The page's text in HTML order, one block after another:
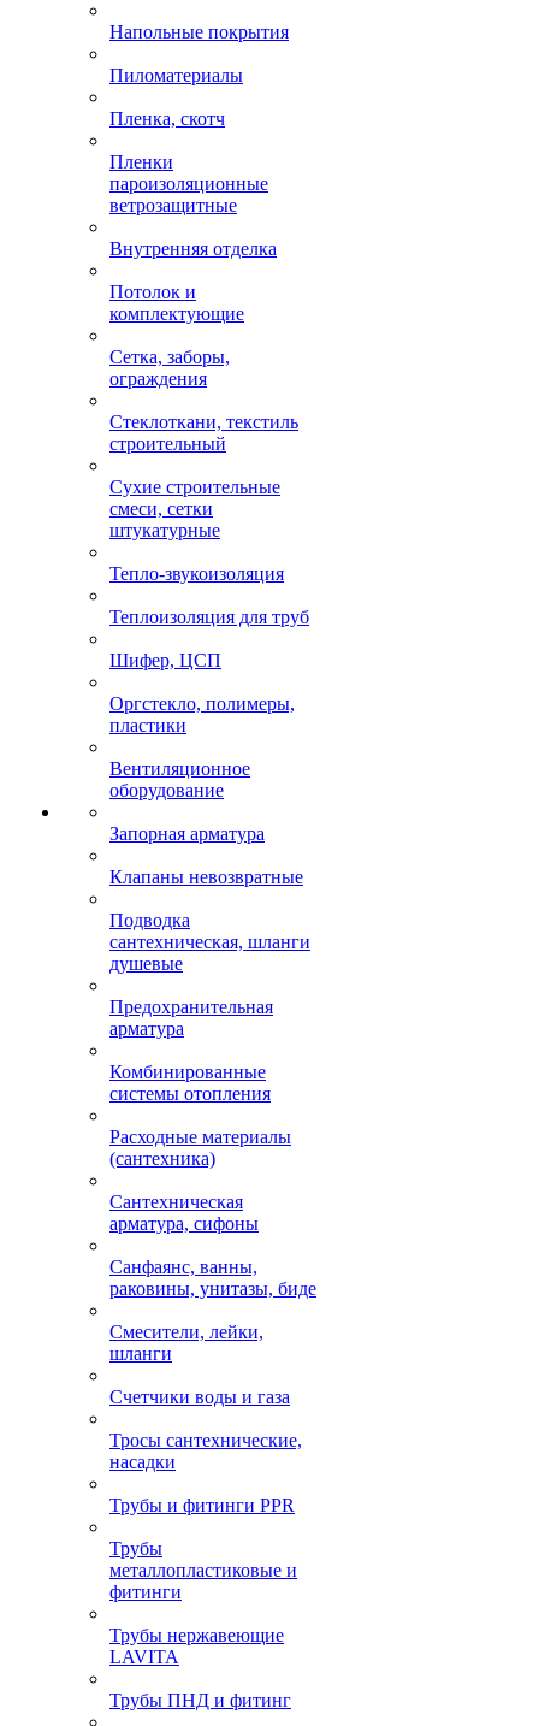
Напольные покрытия
Пиломатериалы
Пленка, скотч
Пленки
пароизоляционные
ветрозащитные
Внутренняя отделка
Потолок и
комплектующие
Сетка, заборы,
ограждения
Стеклоткани, текстиль
строительный
Сухие строительные
смеси, сетки
штукатурные
Тепло-звукоизоляция
Теплоизоляция для труб
Шифер, ЦСП
Оргстекло, полимеры,
пластики
Вентиляционное
оборудование
Запорная арматура
Клапаны невозвратные
Подводка
сантехническая, шланги
душевые
Предохранительная
арматура
Комбинированные
системы отопления
Расходные материалы
(сантехника)
Сантехническая
арматура, сифоны
Санфаянс, ванны,
раковины, унитазы, биде
Смесители, лейки,
шланги
Счетчики воды и газа
Тросы сантехнические,
насадки
Трубы и фитинги PPR
Трубы
металлопластиковые и
фитинги
Трубы нержавеющие
LAVITA
Трубы ПНД и фитинг